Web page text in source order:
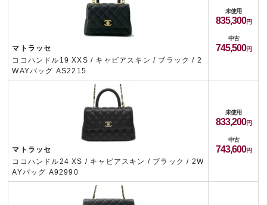
マトラッセ
ココハンドル19 XXS / キャビアスキン / ブラック / 2
WAYバッグ AS2215
未使用
835,300
中古
745,500
マトラッセ
ココハンドル24 XS / キャビアスキン / ブラック / 2W
AYバッグ A92990
未使用
833,200
中古
743,600